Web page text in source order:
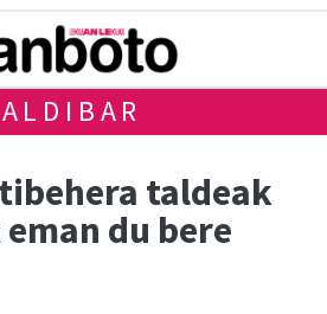
taldeak
du bere